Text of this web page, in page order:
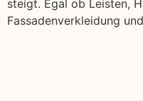
steigt. Egal ob Leisten,
Fassadenverkleidung